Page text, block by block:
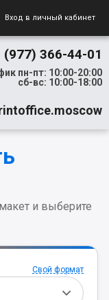
Вход в личный кабинет
(977) 366-44-01
пн-пт: 10:00-20:00
сб-вс: 10:00-18:00
и выберите
Свой формат